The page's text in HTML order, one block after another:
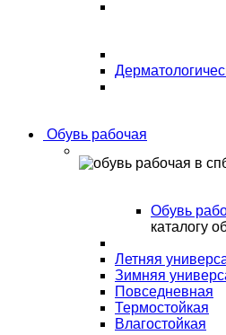
Обувь рабочая
Обувь
каталогу
Летняя
Зимняя
Повседневная
Термостойкая
Влагостойкая